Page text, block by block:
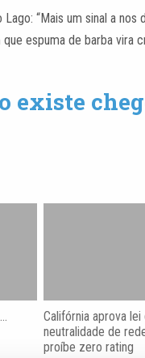
“Mais um sinal a
espuma de barba vira
existe
Califórnia aprova lei
neutralidade de
proíbe zero rating